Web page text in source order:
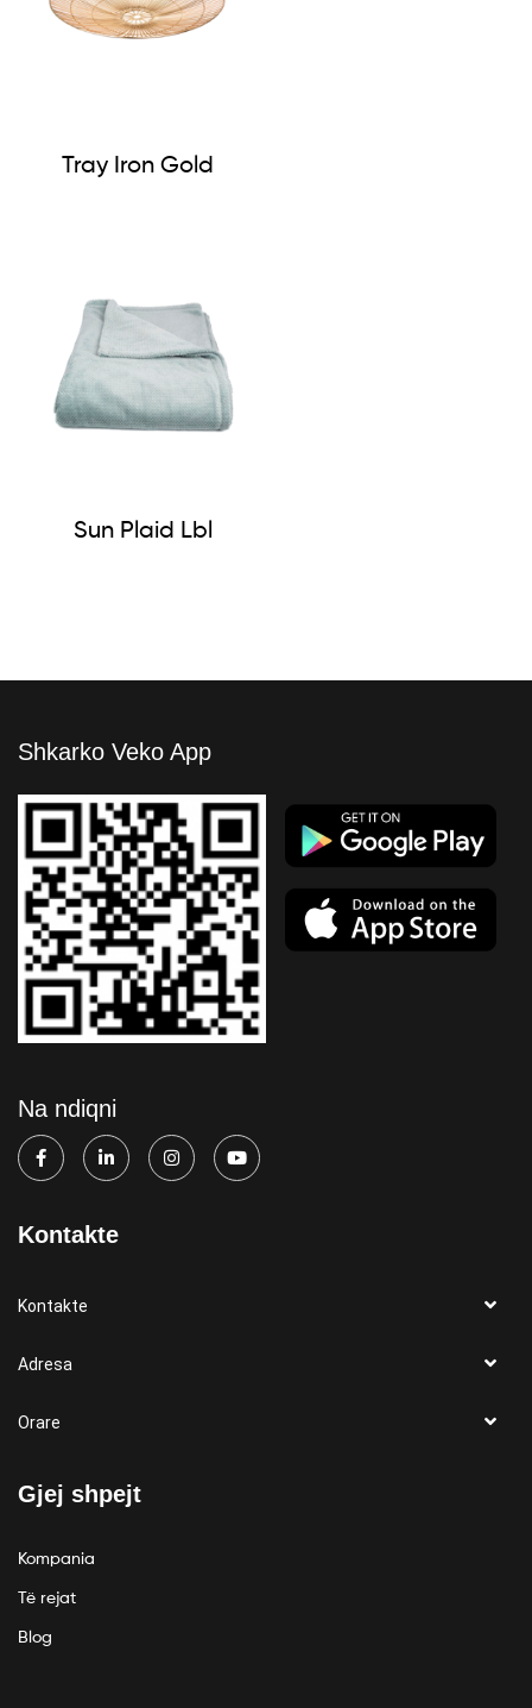
Tray Iron Gold
Sun Plaid Lbl
Shkarko Veko App
Na ndiqni
Kontakte
Kontakte
Adresa
Orare
Gjej shpejt
Kompania
Të rejat
Blog